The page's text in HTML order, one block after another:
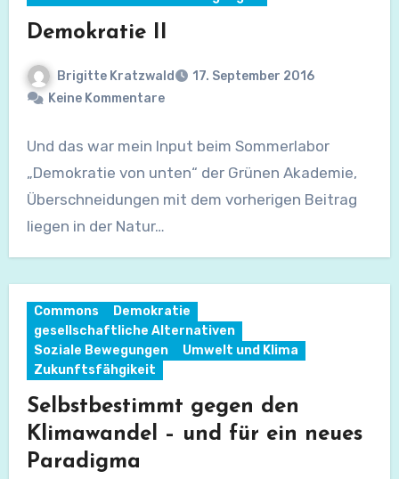
Demokratie II
Brigitte Kratzwald
17. September 2016
Keine Kommentare
Und das war mein Input beim Sommerlabor
„Demokratie von unten“ der Grünen Akademie,
Überschneidungen mit dem vorherigen Beitrag
liegen in der Natur…
Commons
Demokratie
gesellschaftliche Alternativen
Soziale Bewegungen
Umwelt und Klima
Zukunftsfähgikeit
Selbstbestimmt gegen den
Klimawandel – und für ein neues
Paradigma